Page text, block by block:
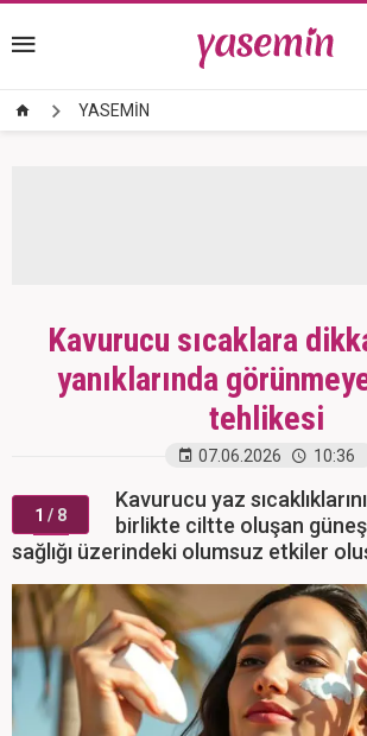
YASEMİN
Kavurucu sıcaklara
yanıklarında
tehlikesi
07.06.2026 10:36
1 / 8
Kavurucu yaz
birlikte ciltte oluşan
sağlığı üzerindeki olumsuz etkiler